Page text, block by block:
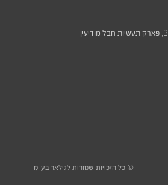
© כל הזכויות שמורות לגילאר בע"מ